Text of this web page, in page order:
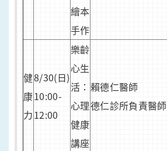
繪本
手作
健
康
力
8/30(日)
10:00-
12:00
樂齡
心生
活：
心理
健康
講座
賴德仁醫師
德仁診所負責醫師